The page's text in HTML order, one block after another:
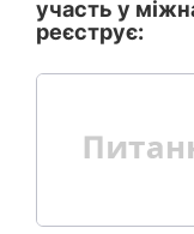
участь у
реєструє: